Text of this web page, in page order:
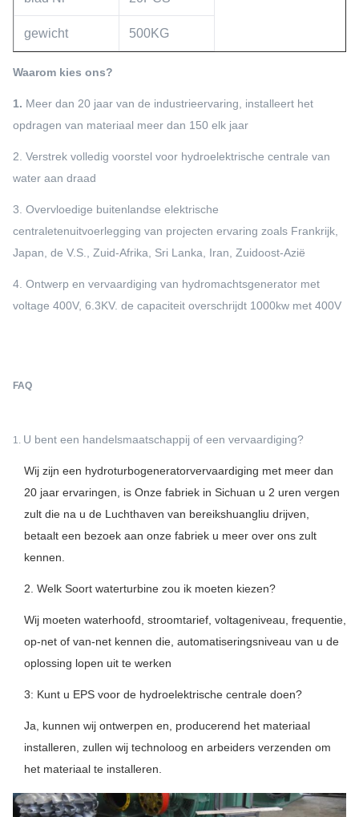
gewicht 500KG
Waarom kies ons?
1. Meer dan 20 jaar van de industrieervaring, installeert het
opdragen van materiaal meer dan 150 elk jaar
2. Verstrek volledig voorstel voor hydroelektrische centrale van
water aan draad
3. Overvloedige buitenlandse elektrische
centraletenuitvoerlegging van projecten ervaring zoals Frankrijk,
Japan, de V.S., Zuid-Afrika, Sri Lanka, Iran, Zuidoost-Azië
4. Ontwerp en vervaardiging van hydromachtsgenerator met
voltage 400V, 6.3KV. de capaciteit overschrijdt 1000kw met 400V
FAQ
1. U bent een handelsmaatschappij of een vervaardiging?
Wij zijn een hydroturbogeneratorvervaardiging met meer dan
20 jaar ervaringen, is Onze fabriek in Sichuan u 2 uren vergen
zult die na u de Luchthaven van bereikshuangliu drijven,
betaalt een bezoek aan onze fabriek u meer over ons zult
kennen.
2. Welk Soort waterturbine zou ik moeten kiezen?
Wij moeten waterhoofd, stroomtarief, voltageniveau, frequentie,
op-net of van-net kennen die, automatiseringsniveau van u de
oplossing lopen uit te werken
3: Kunt u EPS voor de hydroelektrische centrale doen?
Ja, kunnen wij ontwerpen en, producerend het materiaal
installeren, zullen wij technoloog en arbeiders verzenden om
het materiaal te installeren.